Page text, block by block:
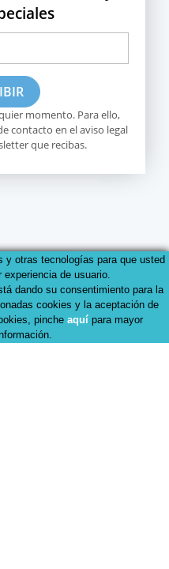
momento. Para ello,
contacto en el aviso legal
que recibas.
y otras tecnologías para que usted
experiencia de usuario.
dando su consentimiento para la
cookies y la aceptación de
pinche aquí para mayor